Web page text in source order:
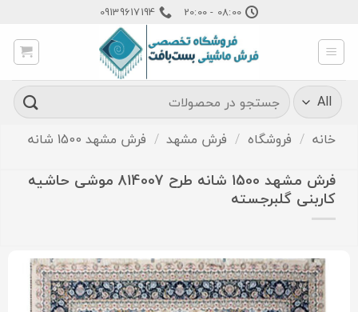
content
08:00 - 20:00
09139617194
جستجو
برای:
خانه / فروشگاه / فرش مشهد / فرش مشهد 1500 شانه
فرش مشهد 1500 شانه طرح 814007 موشی حاشیه
کاربنی گلبرجسته